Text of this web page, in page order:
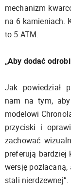
mechanizm
na 6 kamieniach.
to 5 ATM.
„Aby dodać
Jak powiedział
nam na tym,
modelowi
przyciski i
zachować
preferują bardziej
wersję
stali nierdzewnej”.